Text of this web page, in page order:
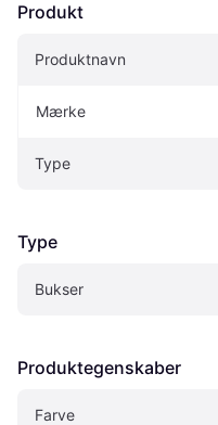
Produkt
Produktnavn
Mærke
Type
Type
Bukser
Produktegenskaber
Farve